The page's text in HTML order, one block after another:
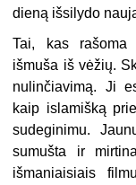
dieną išsilydo
Tai, kas rašoma
išmuša iš vėžių.
nulinčiavimą. Ji
kaip islamišką
sudeginimu.
sumušta ir
išmaniaisiais